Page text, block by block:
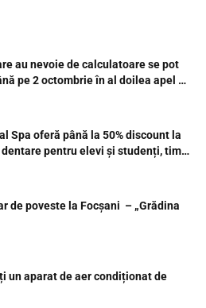
au nevoie de calculatoare se pot
pe 2 octombrie în al doilea apel al
Dăm Click pe România 2023
Spa oferă până la 50% discount la
pentru elevi și studenți, timp
până la începerea noului an școlar
de poveste la Focșani – „Grădina
un aparat de aer condiționat de